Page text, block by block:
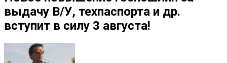
выдачу В/У, техпаспорта и др.
вступит в силу 3 августа!